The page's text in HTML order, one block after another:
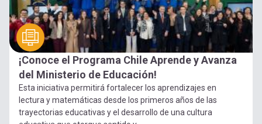
¡Conoce el Programa Chile Aprende y Avanza
del Ministerio de Educación!
Esta iniciativa permitirá fortalecer los aprendizajes en
lectura y matemáticas desde los primeros años de las
trayectorias educativas y el desarrollo de una cultura